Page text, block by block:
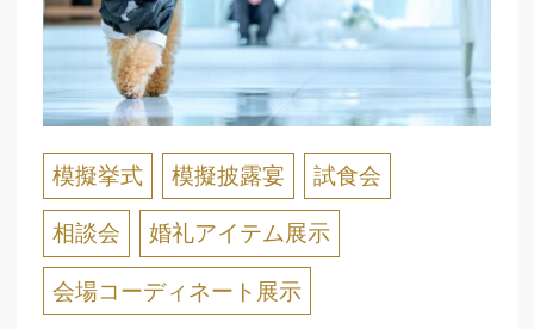
模擬挙式 模擬披露宴 試食会
相談会 婚礼アイテム展示
会場コーディネート展示